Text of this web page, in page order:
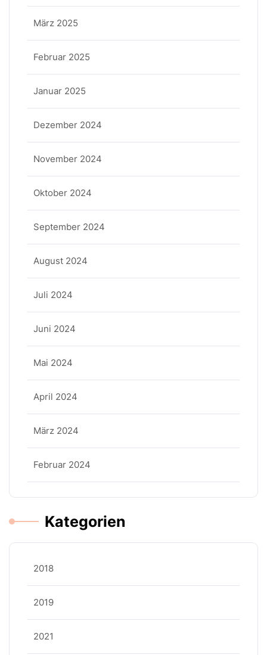
März 2025
Februar 2025
Januar 2025
Dezember 2024
November 2024
Oktober 2024
September 2024
August 2024
Juli 2024
Juni 2024
Mai 2024
April 2024
März 2024
Februar 2024
Kategorien
2018
2019
2021